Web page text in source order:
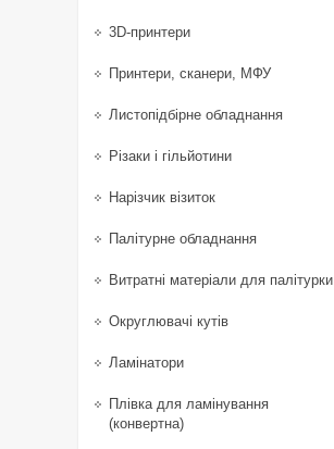
3D-принтери
Принтери, сканери, МФУ
Листопідбірне обладнання
Різаки і гільйотини
Нарізчик візиток
Палітурне обладнання
Витратні матеріали для палітурки
Округлювачі кутів
Ламінатори
Плівка для ламінування
(конвертна)